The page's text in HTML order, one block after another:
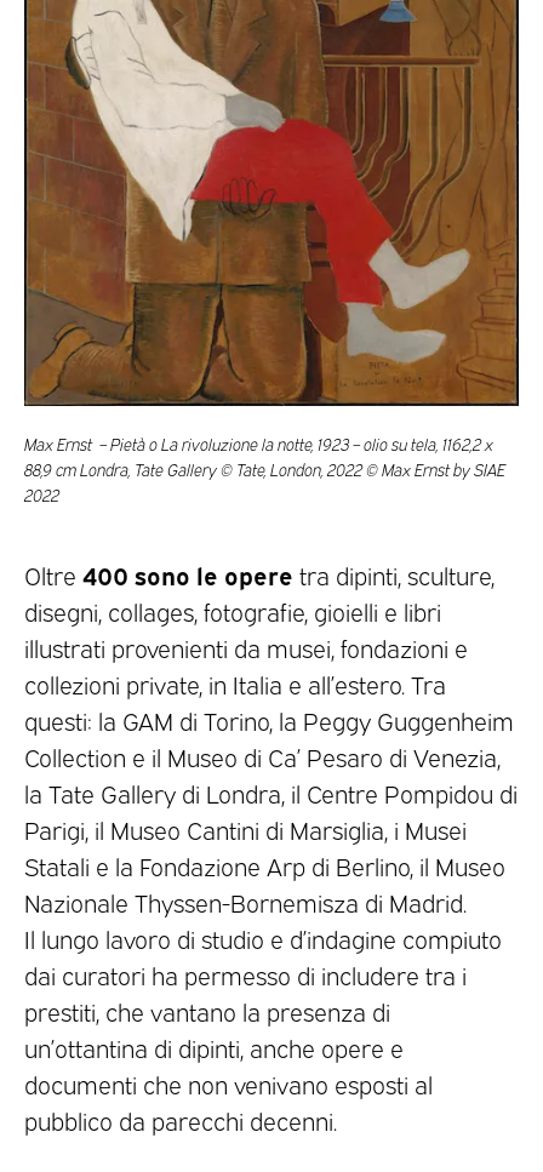
Max Ernst – Pietà o La rivoluzione la notte, 1923 – olio su tela, 1162,2 x
88,9 cm Londra, Tate Gallery © Tate, London, 2022 © Max Ernst by SIAE
2022
Oltre 400 sono le opere tra dipinti, sculture,
disegni, collages, fotografie, gioielli e libri
illustrati provenienti da musei, fondazioni e
collezioni private, in Italia e all’estero. Tra
questi: la GAM di Torino, la Peggy Guggenheim
Collection e il Museo di Ca’ Pesaro di Venezia,
la Tate Gallery di Londra, il Centre Pompidou di
Parigi, il Museo Cantini di Marsiglia, i Musei
Statali e la Fondazione Arp di Berlino, il Museo
Nazionale Thyssen-Bornemisza di Madrid.
Il lungo lavoro di studio e d’indagine compiuto
dai curatori ha permesso di includere tra i
prestiti, che vantano la presenza di
un’ottantina di dipinti, anche opere e
documenti che non venivano esposti al
pubblico da parecchi decenni.